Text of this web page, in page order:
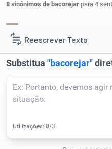
Reescrever Texto
Resumir Texto
Corrigir Texto
Detector de IA
8 sinônimos de bacorejar para 4